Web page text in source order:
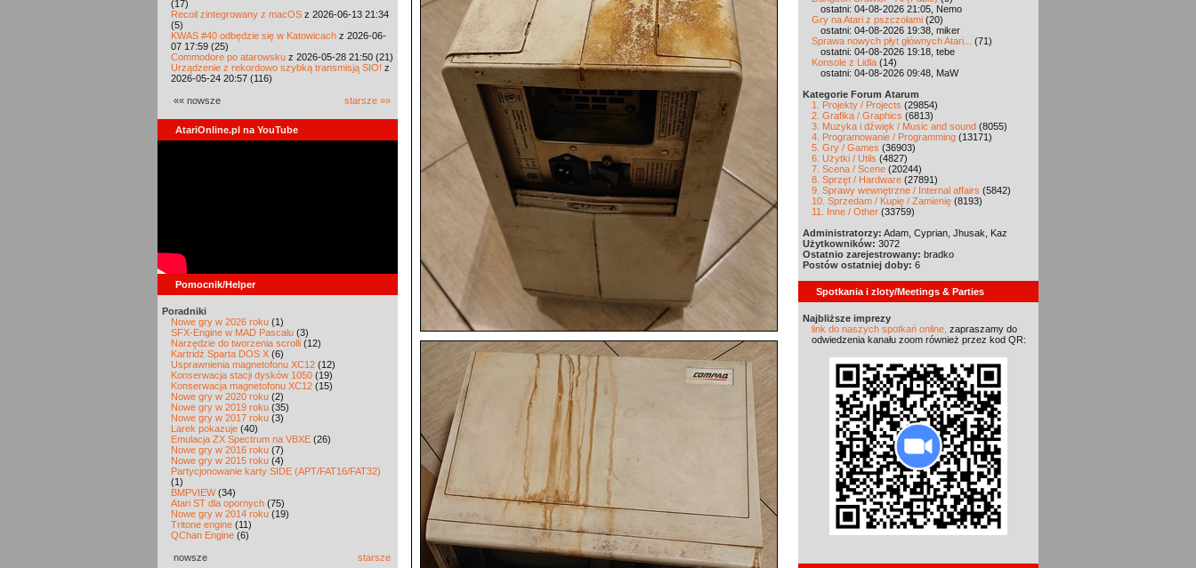
(17)
Recoil zintegrowany z macOS z 2026-06-13 21:34
(5)
KWAS #40 odbędzie się w Katowicach z 2026-06-
07 17:59 (25)
Commodore po atarowsku z 2026-05-28 21:50 (21)
Urządzenie z rekordowo szybką transmisją SIO! z
2026-05-24 20:57 (116)
«« nowsze starsze »»
AtariOnline.pl na YouTube
Pomocnik/Helper
Poradniki
Nowe gry w 2026 roku (1)
SFX-Engine w MAD Pascalu (3)
Narzędzie do tworzenia scrolli (12)
Kartridż Sparta DOS X (6)
Usprawnienia magnetofonu XC12 (12)
Konserwacja stacji dysków 1050 (19)
Konserwacja magnetofonu XC12 (15)
Nowe gry w 2020 roku (2)
Nowe gry w 2019 roku (35)
Nowe gry w 2017 roku (3)
Larek pokazuje (40)
Emulacja ZX Spectrum na VBXE (26)
Nowe gry w 2016 roku (7)
Nowe gry w 2015 roku (4)
Partycjonowanie karty SIDE (APT/FAT16/FAT32)
(1)
BMPVIEW(34)
Atari ST dla opornych (75)
Nowe gry w 2014 roku (19)
Tritone engine (11)
QChan Engine (6)
nowsze starsze
ostatni: 04-08-2026 21:05, Nemo
Gry na Atari z pszczołami (20)
ostatni: 04-08-2026 19:38, miker
Sprawa nowych płyt głównych Atari...
(71)
ostatni: 04-08-2026 19:18, tebe
Konsole z Lidla (14)
ostatni: 04-08-2026 09:48, MaW
Kategorie Forum Atarum
1. Projekty / Projects (29854)
2. Grafika / Graphics (6813)
3. Muzyka i dźwięk / Music and sound (8055)
4. Programowanie / Programming (13171)
5. Gry / Games (36903)
6. Użytki / Utils (4827)
7. Scena / Scene (20244)
8. Sprzęt / Hardware (27891)
9. Sprawy wewnętrzne / Internal affairs (5842)
10. Sprzedam / Kupię / Zamienię (8193)
11. Inne / Other (33759)
Administratorzy: Adam, Cyprian, Jhusak, Kaz
Użytkowników: 3072
Ostatnio zarejestrowany: bradko
Postów ostatniej doby: 6
Spotkania i zloty/Meetings & Parties
Najbliższe imprezy
link do naszych spotkań online, zapraszamy do
odwiedzenia kanału zoom również przez kod QR: